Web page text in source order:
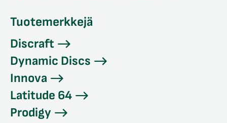
Tuotemerkkejä
Discraft
Dynamic Discs
Innova
Latitude 64
Prodigy